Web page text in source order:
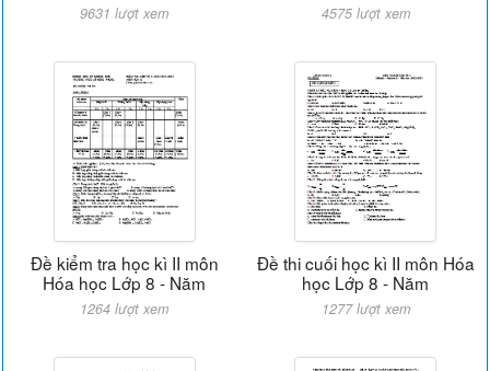
9631 lượt xem 4575 lượt xem
Đề kiểm tra học kì II môn
Hóa học Lớp 8 - Năm
1264 lượt xem
Đề thi cuối học kì II môn Hóa
học Lớp 8 - Năm
1277 lượt xem